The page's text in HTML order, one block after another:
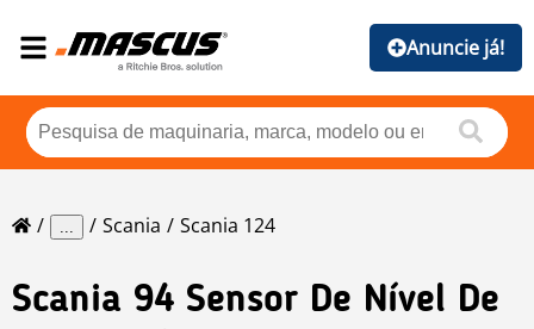
Anuncie já!
... Scania Scania 124
Scania 94 Sensor De Nível De